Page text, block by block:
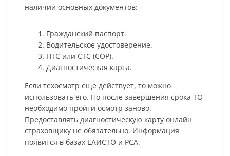
наличии основных документов:
Гражданский паспорт.
Водительское удостоверение.
ПТС или СТС (СОР).
Диагностическая карта.
Если техосмотр еще действует, то можно
использовать его. Но после завершения срока ТО
необходимо пройти осмотр заново.
Предоставлять диагностическую карту онлайн
страховщику не обязательно. Информация
появится в базах ЕАИСТО и РСА.